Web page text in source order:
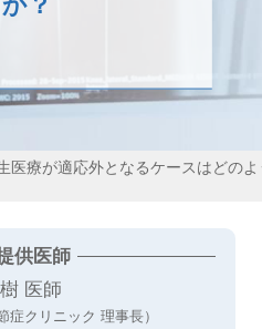
医療が適応外となるケースはどの
供医師
医師
症クリニック 理事長）